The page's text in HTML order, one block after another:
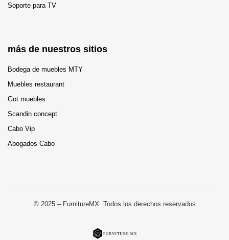
Soporte para TV
más de nuestros sitios
Bodega de muebles MTY
Muebles restaurant
Got muebles
Scandin concept
Cabo Vip
Abogados Cabo
© 2025 – FurnitureMX. Todos los derechos reservados